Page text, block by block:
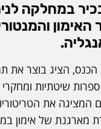
במחלקה
הציג בוצר את
שיטתיות
את
מארגנת של אימון